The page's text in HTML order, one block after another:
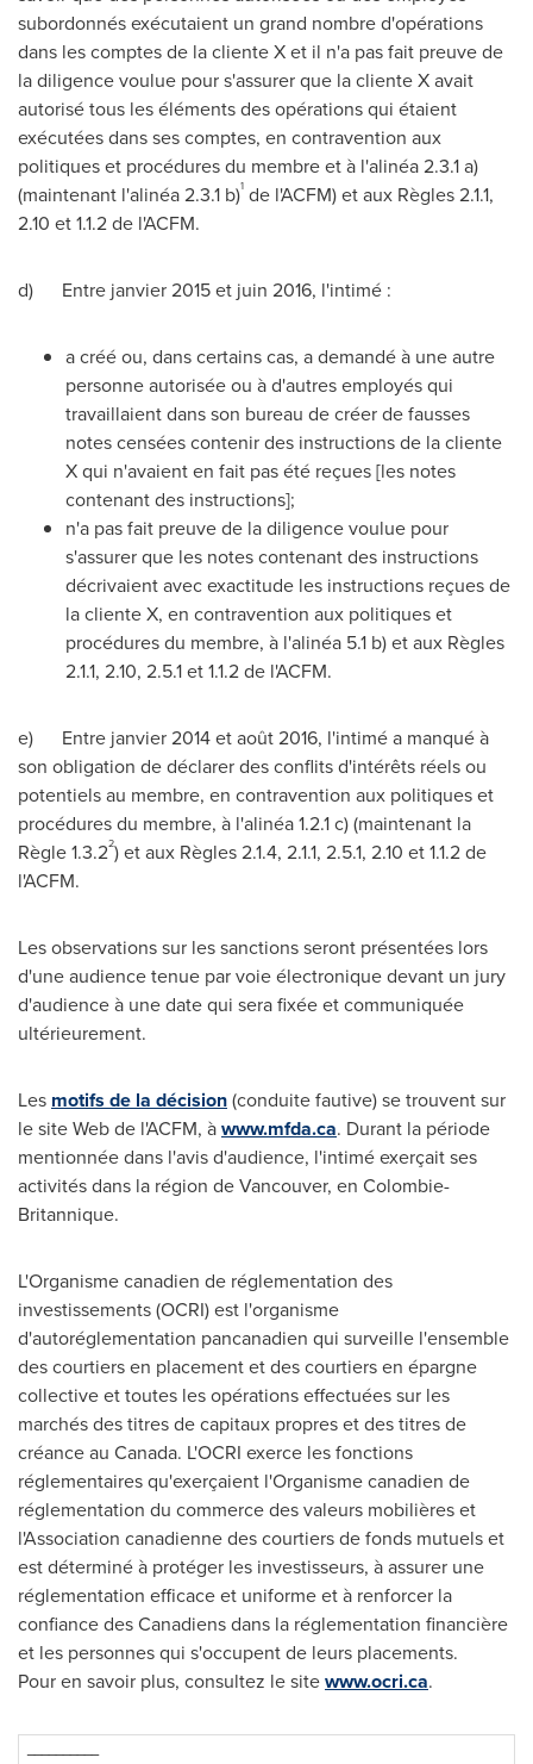
subordonnés exécutaient un grand nombre d'opérations
dans les comptes de la cliente X et il n'a pas fait preuve de
la diligence voulue pour s'assurer que la cliente X avait
autorisé tous les éléments des opérations qui étaient
exécutées dans ses comptes, en contravention aux
politiques et procédures du membre et à l'alinéa 2.3.1 a)
(maintenant l'alinéa 2.3.1 b)1 de l'ACFM) et aux Règles 2.1.1,
2.10 et 1.1.2 de l'ACFM.
d) Entre janvier2015 et juin 2016, l'intimé :
a créé ou, dans certains cas, a demandé à une autre
personne autorisée ou à d'autres employés qui
travaillaient dans son bureau de créer de fausses
notes censées contenir des instructions de la cliente
X qui n'avaient en fait pas été reçues [les notes
contenant des instructions];
n'a pas fait preuve de la diligence voulue pour
s'assurer que les notes contenant des instructions
décrivaient avec exactitude les instructions reçues de
la cliente X, en contravention aux politiques et
procédures du membre, à l'alinéa 5.1 b) et aux Règles
2.1.1, 2.10, 2.5.1 et 1.1.2 de l'ACFM.
e) Entre janvier2014 etaoût 2016, l'intimé a manqué à
son obligation de déclarer des conflits d'intérêts réels ou
potentiels au membre, en contravention aux politiques et
procédures du membre, à l'alinéa 1.2.1 c) (maintenant la
Règle 1.3.22) et aux Règles 2.1.4, 2.1.1, 2.5.1, 2.10 et 1.1.2 de
l'ACFM.
Les observations sur les sanctions seront présentées lors
d'une audience tenue par voie électronique devant un jury
d'audience à une date qui sera fixée et communiquée
ultérieurement.
Les motifs de la décision(conduite fautive) se trouvent sur
le site Web de l'ACFM, àwww.mfda.ca. Durant la période
mentionnée dans l'avis d'audience, l'intimé exerçait ses
activités dans la région deVancouver, en Colombie-
Britannique.
L'Organisme canadien de réglementation des
investissements (OCRI) est l'organisme
d'autoréglementation pancanadien qui surveille l'ensemble
des courtiers en placement et des courtiers en épargne
collective et toutes les opérations effectuées sur les
marchés des titres de capitaux propres et des titres de
créance au Canada. L'OCRI exerce les fonctions
réglementaires qu'exerçaient l'Organisme canadien de
réglementation du commerce des valeurs mobilières et
l'Association canadienne des courtiers de fonds mutuels et
est déterminé à protéger les investisseurs, à assurer une
réglementation efficace et uniforme et à renforcer la
confiance des Canadiens dans la réglementation financière
et les personnes qui s'occupent de leurs placements.
Pour en savoir plus, consultez le sitewww.ocri.ca.